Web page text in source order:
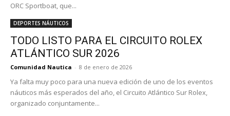
ORC Sportboat, que...
DEPORTES NÁUTICOS
TODO LISTO PARA EL CIRCUITO ROLEX
ATLÁNTICO SUR 2026
Comunidad Nautica - 8 de enero de 2026
Ya falta muy poco para una nueva edición de uno de los eventos
náuticos más esperados del año, el Circuito Atlántico Sur Rolex,
organizado conjuntamente...